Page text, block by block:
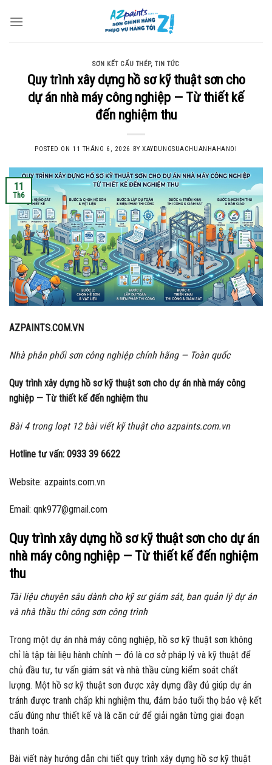
SƠN KẾT CẤU THÉP,TIN TỨC
Quy trình xây dựng hồ sơ kỹ thuật sơn cho
dự án nhà máy công nghiệp — Từ thiết kế
đến nghiệm thu
POSTED ON 11 THÁNG 6, 2026 BYXAYDUNGSUACHUANHAHANOI
11
Th6
AZPAINTS.COM.VN
Nhà phân phối sơn công nghiệp chính hãng — Toàn quốc
Quy trình xây dựng hồ sơ kỹ thuật sơn cho dự án nhà máy công
nghiệp — Từ thiết kế đến nghiệm thu
Bài 4 trong loạt 12 bài viết kỹ thuật cho azpaints.com.vn
Hotline tư vấn: 0933 39 6622
Website: azpaints.com.vn
Email: qnk977@gmail.com
Quy trình xây dựng hồ sơ kỹ thuật sơn cho dự án
nhà máy công nghiệp — Từ thiết kế đến nghiệm
thu
Tài liệu chuyên sâu dành cho kỹ sư giám sát, ban quản lý dự án
và nhà thầu thi công sơn công trình
Trong một dự án nhà máy công nghiệp, hồ sơ kỹ thuật sơn không
chỉ là tập tài liệu hành chính — đó là cơ sở pháp lý và kỹ thuật để
chủ đầu tư, tư vấn giám sát và nhà thầu cùng kiểm soát chất
lượng. Một hồ sơ kỹ thuật sơn được xây dựng đầy đủ giúp dự án
tránh được tranh chấp khi nghiệm thu, đảm bảo tuổi thọ bảo vệ kết
cấu đúng như thiết kế và là căn cứ để giải ngân từng giai đoạn
thanh toán.
Bài viết này hướng dẫn chi tiết quy trình xây dựng hồ sơ kỹ thuật